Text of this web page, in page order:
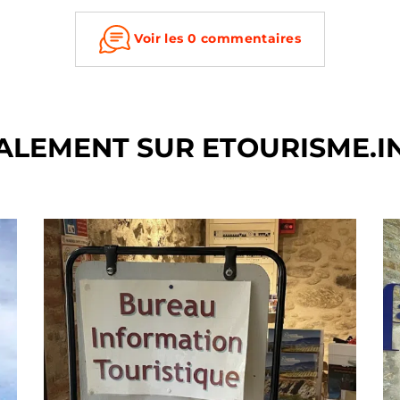
Voir les 0 commentaires
SUR